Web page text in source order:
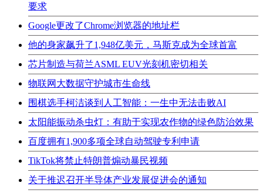
要求
Google更改了Chrome浏览器的地址栏
他的身家飙升了1,948亿美元，马斯克成为全球首富
芯片制造与荷兰ASML EUV光刻机密切相关
物联网大数据守护城市生命线
围棋选手柯洁谈到人工智能：一生中无法击败AI
太阳能振动杀虫灯：有助于实现农作物的绿色防治效果
百度拥有1,900多项全球自动驾驶专利申请
TikTok将禁止特朗普煽动暴民视频
关于推迟召开半导体产业发展促进会的通知